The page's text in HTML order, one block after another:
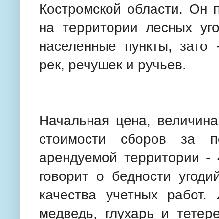
Костромской области. Он
на территории лесных
населенные пункты,
рек, речушек и ручьев.
Начальная цена,
стоимости сборов за
арендуемой территории
говорит о бедности
качества учетных
медведь, глухарь и